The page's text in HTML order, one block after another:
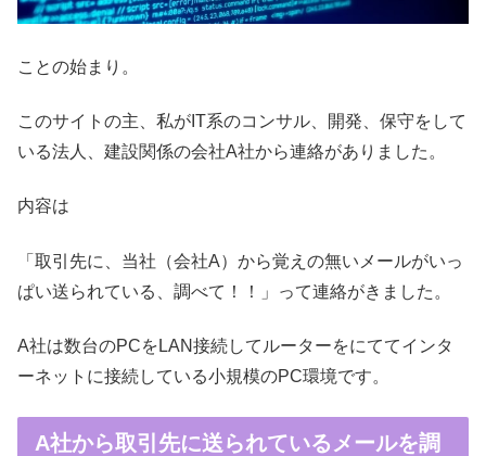
ことの始まり。
このサイトの主、私がIT系のコンサル、開発、保守をして
いる法人、建設関係の会社A社から連絡がありました。
内容は
「取引先に、当社（会社A）から覚えの無いメールがいっ
ぱい送られている、調べて！！」って連絡がきました。
A社は数台のPCをLAN接続してルーターをにててインタ
ーネットに接続している小規模のPC環境です。
A社から取引先に送られているメールを調